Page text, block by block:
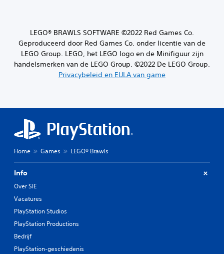
LEGO® BRAWLS SOFTWARE ©2022 Red Games Co.
Geproduceerd door Red Games Co. onder licentie van de
LEGO Group. LEGO, het LEGO logo en de Minifiguur zijn
handelsmerken van de LEGO Group. ©2022 De LEGO Group.
Privacybeleid en EULA van game
Home Games LEGO® Brawls
Info
Over SIE
Vacatures
PlayStation Studios
PlayStation Productions
Bedrijf
PlayStation-geschiedenis